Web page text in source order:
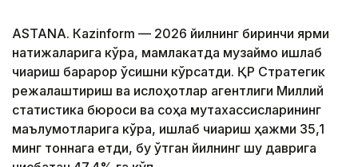
ASTANА. Каzinform — 2026 йилнинг биринчи ярми
натижаларига кўра, мамлакатда музқаймоқ ишлаб
чиқариш барқарор ўсишни кўрсатди. ҚР Стратегик
режалаштириш ва ислоҳотлар агентлиги Миллий
статистика бюроси ва соҳа мутахассисларининг
маълумотларига кўра, ишлаб чиқариш ҳажми 35,1
минг тоннага етди, бу ўтган йилнинг шу даврига